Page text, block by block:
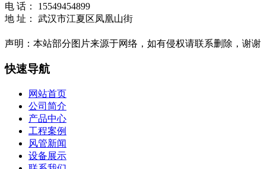
电 话： 15549454899
地 址： 武汉市江夏区凤凰山街
声明：本站部分图片来源于网络，如有侵权请联系删除，谢谢
快速导航
网站首页
公司简介
产品中心
工程案例
风管新闻
设备展示